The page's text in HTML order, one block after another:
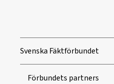
Svenska Fäktförbundet
Förbundets partners